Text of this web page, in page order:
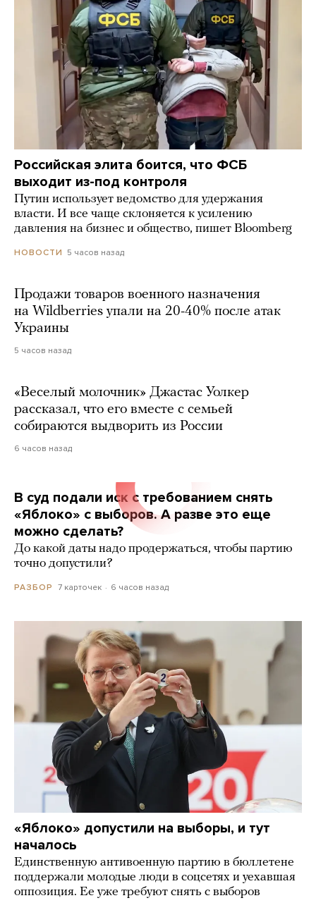
Российская элита боится, что ФСБ
выходит из-под контроля
Путин использует ведомство для удержания
власти. И все чаще склоняется к усилению
давления на бизнес и общество, пишет Bloomberg
НОВОСТИ 5 часов назад
Продажи товаров военного назначения
на Wildberries упали на 20-40% после атак
Украины
5 часов назад
«Веселый молочник» Джастас Уолкер
рассказал, что его вместе с семьей
собираются выдворить из России
6 часов назад
В суд подали иск с требованием снять
«Яблоко» с выборов. А разве это еще
можно сделать?
До какой даты надо продержаться, чтобы партию
точно допустили?
РАЗБОР 7 карточек 6 часов назад
«Яблоко» допустили на выборы, и тут
началось
Единственную антивоенную партию в бюллетене
поддержали молодые люди в соцсетях и уехавшая
оппозиция. Ее уже требуют снять с выборов